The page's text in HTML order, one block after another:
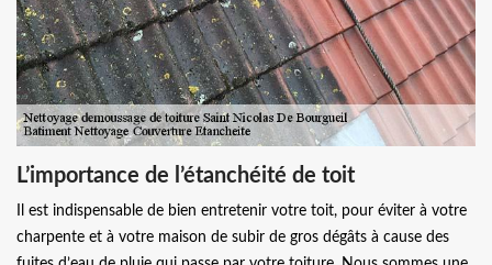
L’importance de l’étanchéité de toit
Il est indispensable de bien entretenir votre toit, pour éviter à votre
charpente et à votre maison de subir de gros dégâts à cause des